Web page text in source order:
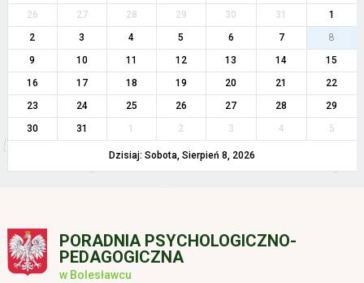
26 27 28 29 30 31
1
2
3 4 5 6 7
8
9
10 11 12 13 14
15
16
17 18 19 20 21
22
23
24 25 26 27 28
29
30
31 1 2 3 4 5
Dzisiaj: Sobota, Sierpień 8, 2026
PORADNIA PSYCHOLOGICZNO-
PEDAGOGICZNA
w Bolesławcu